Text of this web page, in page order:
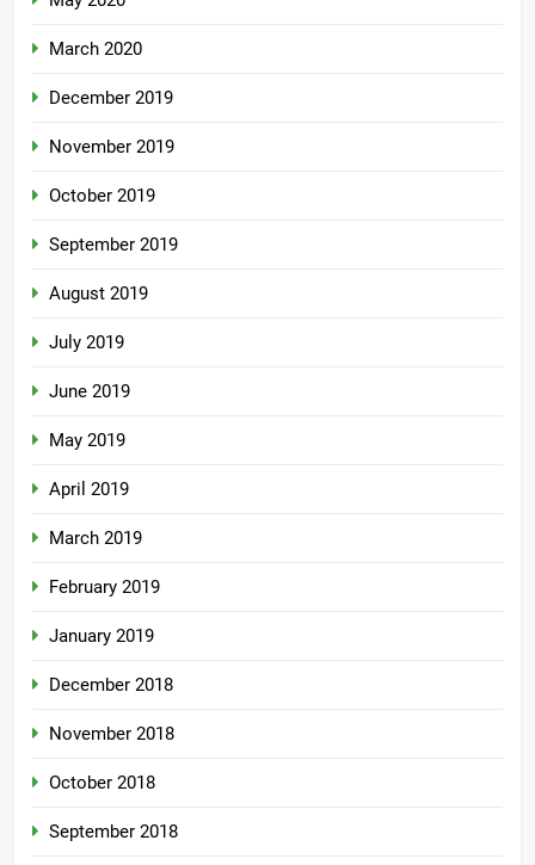
March 2020
December 2019
November 2019
October 2019
September 2019
August 2019
July 2019
June 2019
May 2019
April 2019
March 2019
February 2019
January 2019
December 2018
November 2018
October 2018
September 2018